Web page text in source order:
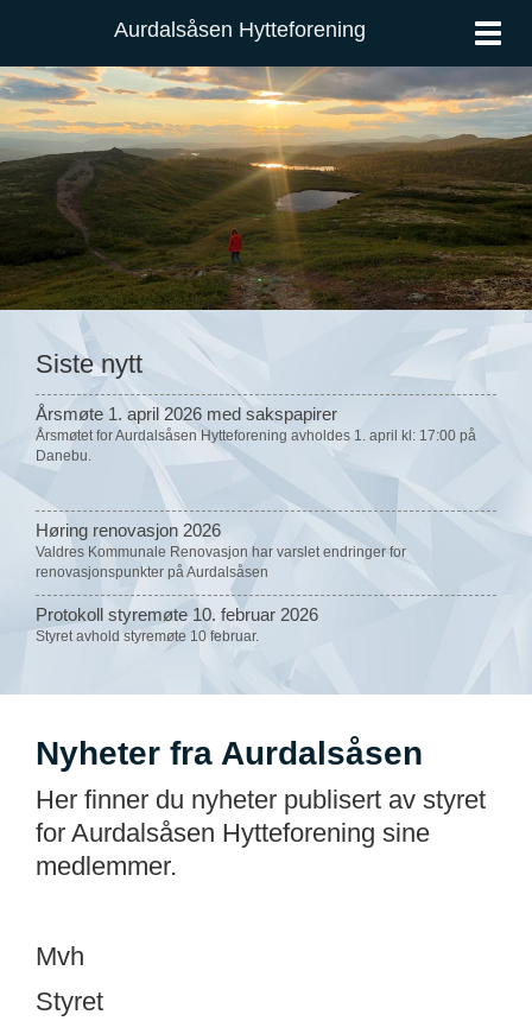
Vis
Aurdalsåsen Hytteforening
Siste nytt
Årsmøte 1. april 2026 med sakspapirer
Årsmøtet for Aurdalsåsen Hytteforening avholdes 1. april kl: 17:00 på
Danebu.
Høring renovasjon 2026
Valdres Kommunale Renovasjon har varslet endringer for
renovasjonspunkter på Aurdalsåsen
Protokoll styremøte 10. februar 2026
Styret avhold styremøte 10 februar.
Nyheter fra Aurdalsåsen
Her finner du nyheter publisert av styret
for Aurdalsåsen Hytteforening sine
medlemmer.
Mvh
Styret